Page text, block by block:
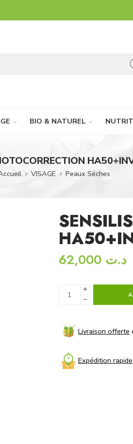
BIO & NATUREL
VISAGE Peaux Séches
د.ت
+
−
Livraison offerte
Expédition rapide